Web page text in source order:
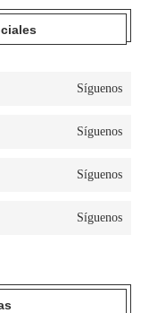
Síguenos
Síguenos
Síguenos
Síguenos